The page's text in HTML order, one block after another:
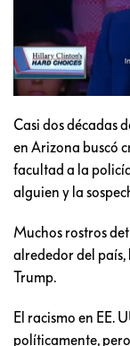
Casi dos décadas
en Arizona buscó
facultad a la
alguien y la
Muchos rostros
alrededor del país,
Trump.
El racismo en EE.
políticamente,